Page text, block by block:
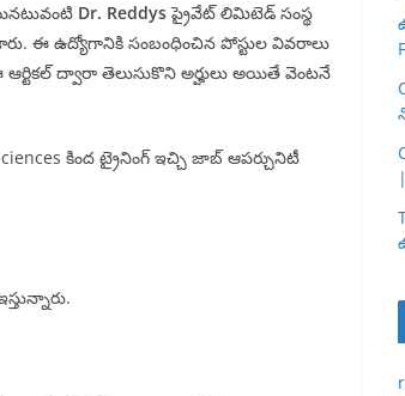
Dr. Reddysప్రైవేట్ లిమిటెడ్ సంస్థ
ఈ ఉద్యోగానికి సంబంధించిన పోస్టుల వివరాలు
ద్వారా తెలుసుకొని అర్హులు అయితే వెంటనే
కింద ట్రైనింగ్ ఇచ్చి జాబ్ ఆపర్చునిటీ